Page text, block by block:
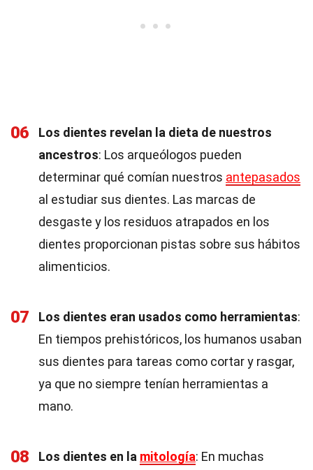
06
Los dientes revelan la dieta de nuestros
ancestros: Los arqueólogos pueden
determinar qué comían nuestros antepasados
al estudiar sus dientes. Las marcas de
desgaste y los residuos atrapados en los
dientes proporcionan pistas sobre sus hábitos
alimenticios.
07 Los dientes eran usados como herramientas:
En tiempos prehistóricos, los humanos usaban
sus dientes para tareas como cortar y rasgar,
ya que no siempre tenían herramientas a
mano.
08 Los dientes en la mitología: En muchas